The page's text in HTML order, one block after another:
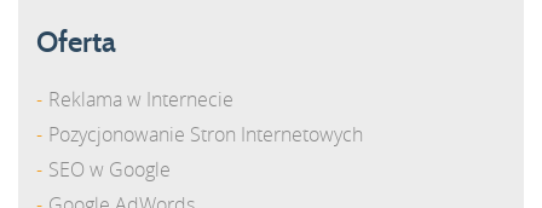
Oferta
Reklama w Internecie
Pozycjonowanie Stron Internetowych
SEO w Google